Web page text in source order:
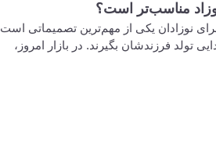
مناسب‌تر است؟
نوزادان یکی از مهم‌ترین تصمیماتی است
تولد فرزندشان بگیرند. در بازار امروز،